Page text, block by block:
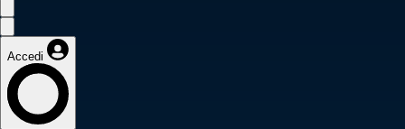
Accedi